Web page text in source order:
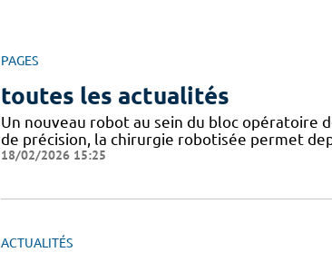
PAGES
toutes les actualités
Un nouveau robot au sein du bloc
de précision, la chirurgie robotisée permet
18/02/2026 15:25
ACTUALITÉS